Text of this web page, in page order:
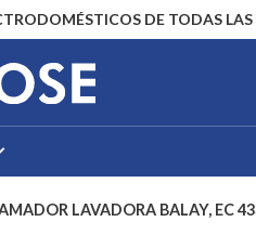
DE TODAS
LAVADORA BALAY, EC